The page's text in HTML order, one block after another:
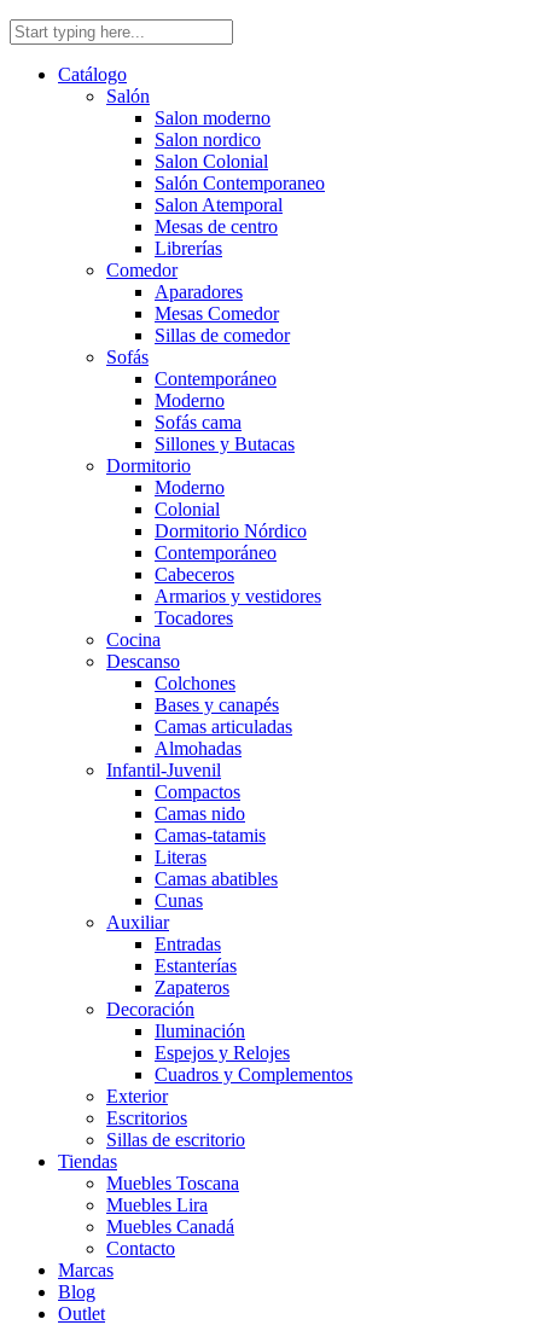
Catálogo
Salón
Salon moderno
Salon nordico
Salon Colonial
Salón Contemporaneo
Salon Atemporal
Mesas de centro
Librerías
Comedor
Aparadores
Mesas Comedor
Sillas de comedor
Sofás
Contemporáneo
Moderno
Sofás cama
Sillones y Butacas
Dormitorio
Moderno
Colonial
Dormitorio Nórdico
Contemporáneo
Cabeceros
Armarios y vestidores
Tocadores
Cocina
Descanso
Colchones
Bases y canapés
Camas articuladas
Almohadas
Infantil-Juvenil
Compactos
Camas nido
Camas-tatamis
Literas
Camas abatibles
Cunas
Auxiliar
Entradas
Estanterías
Zapateros
Decoración
Iluminación
Espejos y Relojes
Cuadros y Complementos
Exterior
Escritorios
Sillas de escritorio
Tiendas
Muebles Toscana
Muebles Lira
Muebles Canadá
Contacto
Marcas
Blog
Outlet